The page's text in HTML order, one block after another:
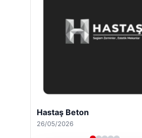
Hastaş Beton
26/05/2026